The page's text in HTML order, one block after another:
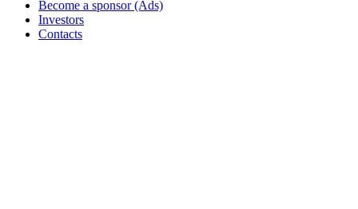
Become a sponsor (Ads)
Investors
Contacts